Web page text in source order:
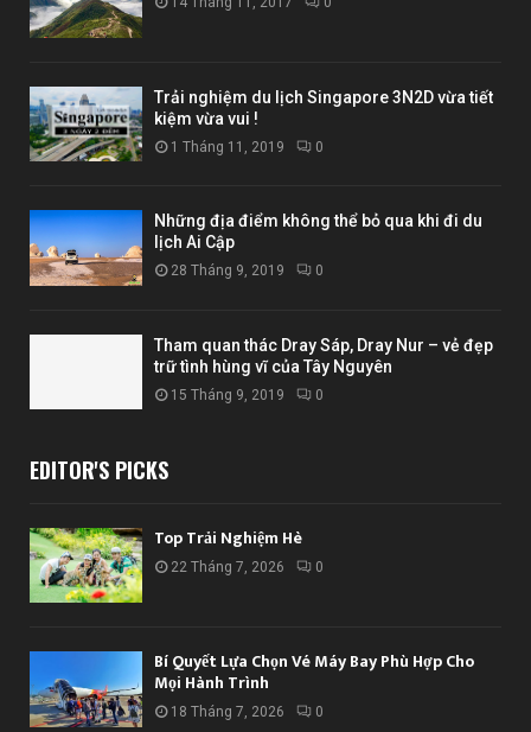
Trải nghiệm du lịch Singapore 3N2D vừa tiết
kiệm vừa vui !
1 Tháng 11, 2019 0
Những địa điểm không thể bỏ qua khi đi du
lịch Ai Cập
28 Tháng 9, 2019 0
Tham quan thác Dray Sáp, Dray Nur – vẻ đẹp
trữ tình hùng vĩ của Tây Nguyên
15 Tháng 9, 2019 0
EDITOR'S PICKS
Top Trải Nghiệm Hè
22 Tháng 7, 2026 0
Bí Quyết Lựa Chọn Vé Máy Bay Phù Hợp Cho
Mọi Hành Trình
18 Tháng 7, 2026 0